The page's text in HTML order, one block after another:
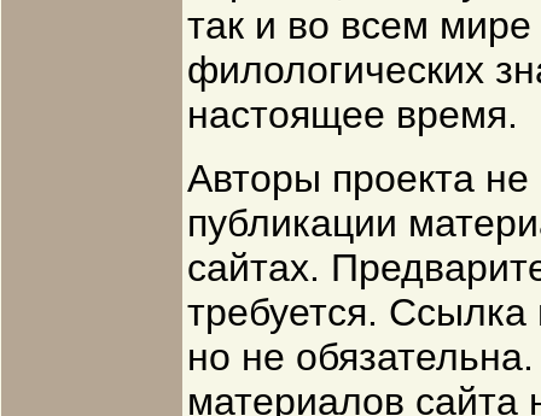
так и во всем мире
филологических
настоящее время.
Авторы проекта
публикации
сайтах.
требуется.
но не
материалов сайта